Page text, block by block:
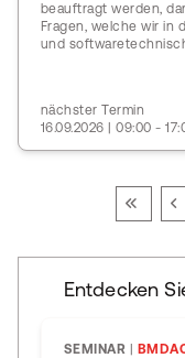
beauftragt werden,
Fragen, welche wir in
und
nächster Termin
16.09.2026 | 09:00 -
Entdecken
SEMINAR